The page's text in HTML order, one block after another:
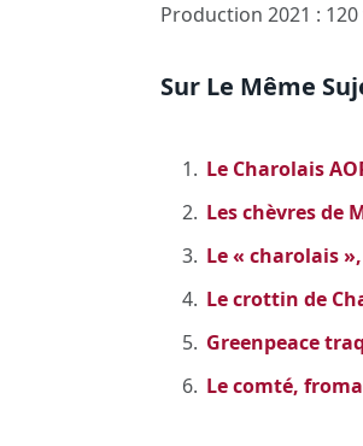
Production 2021 :
Sur Le Même
Le Charolais
Les chèvres de
Le « charolais
Le crottin de
Greenpeace
Le comté,